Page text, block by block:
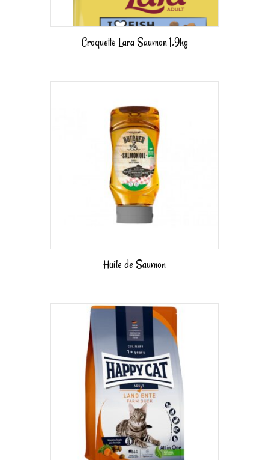
Croquette Lara Saumon 1.9kg
Huile de Saumon